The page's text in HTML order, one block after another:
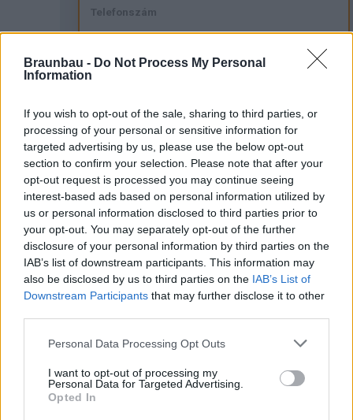
Braunbau - Do Not Process My Personal
Information
If you wish to opt-out of the sale, sharing to third parties, or
processing of your personal or sensitive information for
targeted advertising by us, please use the below opt-out
section to confirm your selection. Please note that after your
opt-out request is processed you may continue seeing
interest-based ads based on personal information utilized by
us or personal information disclosed to third parties prior to
your opt-out. You may separately opt-out of the further
disclosure of your personal information by third parties on the
IAB’s list of downstream participants. This information may
also be disclosed by us to third parties on the IAB’s List of
Downstream Participants that may further disclose it to other
Personal Data Processing Opt Outs
I want to opt-out of processing my
Personal Data for Targeted Advertising.
Opted In
Kiszállítást kérsz?